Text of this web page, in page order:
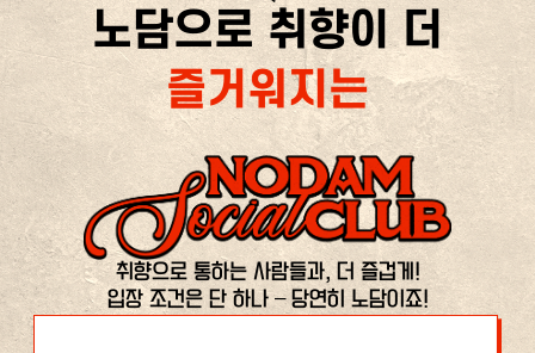
노담으로 취향이 더
즐거워지는
취향으로 통하는 사람들과, 더 즐겁게!
입장 조건은 단 하나 – 당연히 노담이죠!